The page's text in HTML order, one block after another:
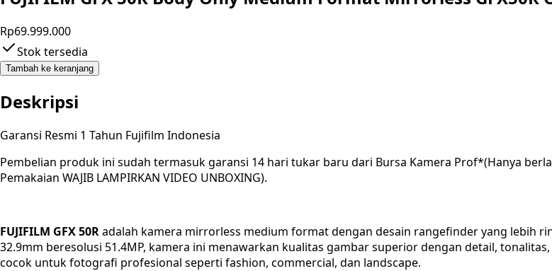
Rp69.999.000
Stok tersedia
Tambah ke keranjang
Deskripsi
Garansi Resmi 1 Tahun Fujifilm Indonesia
Pembelian produk ini sudah termasuk garansi 14 hari tukar baru dari Bursa Kamera Prof*(Hanya
Pemakaian WAJIB LAMPIRKAN VIDEO UNBOXING).
FUJIFILM GFX 50Radalah kamera mirrorless medium format dengan desain rangefinder yang lebih
32.9mm beresolusi 51.4MP, kamera ini menawarkan kualitas gambar superior dengan detail,
cocok untuk fotografi profesional seperti fashion, commercial, dan landscape.